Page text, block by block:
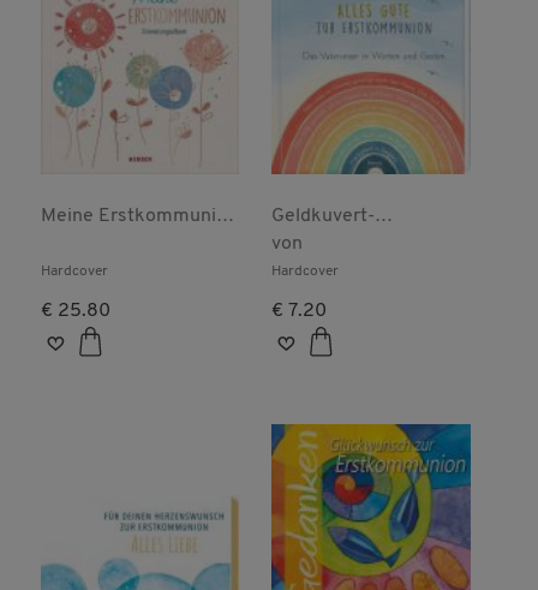
Meine Erstkommunion
Floral
Hardcover
€ 25.80
Geldkuvert-
Geschenkbuch - Alles
Gute zur
Erstkommunion
von
Hardcover
€ 7.20